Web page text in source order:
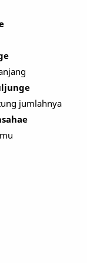
jumlahnya